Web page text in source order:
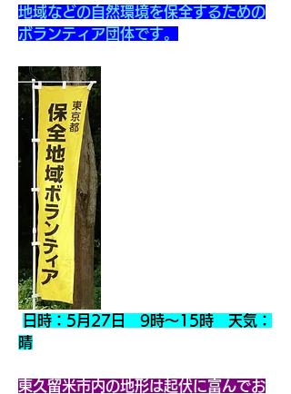
地域などの自然環境を保全するための
ボランティア団体です。
日時：5月27日　9時～15時　天気：
晴
東久留米市内の地形は起伏に富んでお